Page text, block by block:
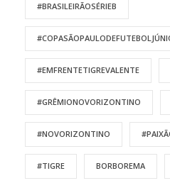
#BRASILEIRÃOSÉRIEB
#EMFRENTETIGREVALENTE
#GRÊMIONOVORIZONTINO
#NOVORIZONTINO
#TIGRE BORBOREMA